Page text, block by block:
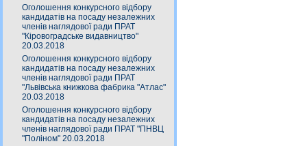
Оголошення конкурсного відбору
кандидатів на посаду незалежних
членів наглядової ради ПРАТ
"Кіровоградське видавництво"
20.03.2018
Оголошення конкурсного відбору
кандидатів на посаду незалежних
членів наглядової ради ПРАТ
"Львівська книжкова фабрика "Атлас"
20.03.2018
Оголошення конкурсного відбору
кандидатів на посаду незалежних
членів наглядової ради ПРАТ "ПНВЦ
"Поліном" 20.03.2018